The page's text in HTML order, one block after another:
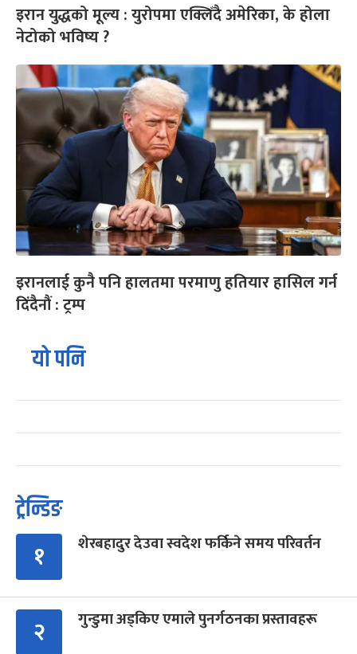
इरान युद्धको मूल्य : युरोपमा एक्लिँदै अमेरिका, के होला
नेटोको भविष्य ?
इरानलाई कुनै पनि हालतमा परमाणु हतियार हासिल गर्न
दिंदैनौं : ट्रम्प
यो पनि
ट्रेन्डिङ
१ शेरबहादुर देउवा स्वदेश फर्किने समय परिवर्तन
२ गुन्डुमा अड्किए एमाले पुनर्गठनका प्रस्तावहरू